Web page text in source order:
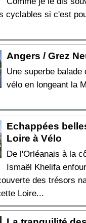
cyclables si c'est
Angers / Grez
Une superbe balade
vélo en longeant la
Echappées
Loire à Vélo
De l'Orléanais à la
Ismaël Khelifa
des trésors
Loire...